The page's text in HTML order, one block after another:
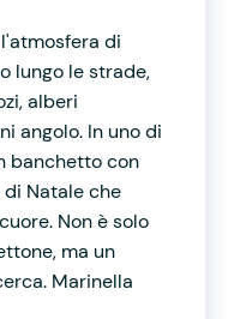
di
lungo le strade,
alberi
angolo. In uno di
banchetto con
Natale che
Non è solo
ma un
Marinella